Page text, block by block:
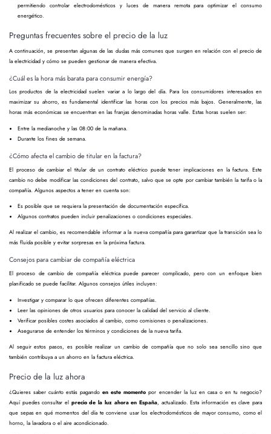
permitiendo controlar electrodomésticos y luces de manera remota para optimizar el consumo
energético.
Preguntas frecuentes sobre el precio de la luz
A continuación, se presentan algunas de las dudas más comunes que surgen en relación con el precio de
la electricidad y cómo se pueden gestionar de manera efectiva.
¿Cuál es la hora más barata para consumir energía?
Los productos de la electricidad suelen variar a lo largo del día. Para los consumidores interesados en
maximizar su ahorro, es fundamental identificar las horas con los precios más bajos. Generalmente, las
horas más económicas se encuentran en las franjas denominadas horas valle. Estas horas suelen ser:
Entre la medianoche y las 08:00 de la mañana.
Durante los fines de semana.
¿Cómo afecta el cambio de titular en la factura?
El proceso de cambiar el titular de un contrato eléctrico puede tener implicaciones en la factura. Este
cambio no debe modificar las condiciones del contrato, salvo que se opte por cambiar también la tarifa o la
compañía. Algunos aspectos a tener en cuenta son:
Es posible que se requiera la presentación de documentación específica.
Algunos contratos pueden incluir penalizaciones o condiciones especiales.
Al realizar el cambio, es recomendable informar a la nueva compañía para garantizar que la transición sea lo
más fluida posible y evitar sorpresas en la próxima factura.
Consejos para cambiar de compañía eléctrica
El proceso de cambio de compañía eléctrica puede parecer complicado, pero con un enfoque bien
planificado se puede facilitar. Algunos consejos útiles incluyen:
Investigar y comparar lo que ofrecen diferentes compañías.
Leer las opiniones de otros usuarios para conocer la calidad del servicio al cliente.
Verificar posibles costes asociados al cambio, como comisiones o penalizaciones.
Asegurarse de entender los términos y condiciones de la nueva tarifa.
Al seguir estos pasos, es posible realizar un cambio de compañía que no solo sea sencillo sino que
también contribuya a un ahorro en la factura eléctrica.
Precio de la luz ahora
¿Quieres saber cuánto estás pagandoen este momento por encender la luz en casa o en tu negocio?
Aquí puedes consultar el precio de la luz ahora en España, actualizado. Esta información es clave para
que sepas en qué momentos del día te conviene usar los electrodomésticos de mayor consumo, como el
horno, la lavadora o el aire acondicionado.